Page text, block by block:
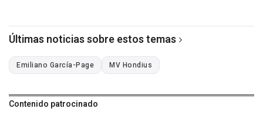
Últimas noticias sobre estos temas
Emiliano García-Page MV Hondius
Contenido patrocinado